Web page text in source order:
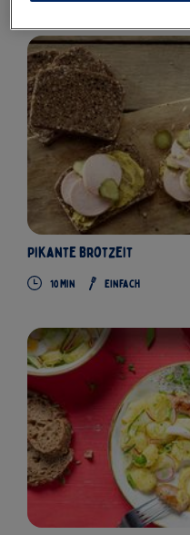
Pikante Brotzeit
10 Min Einfach